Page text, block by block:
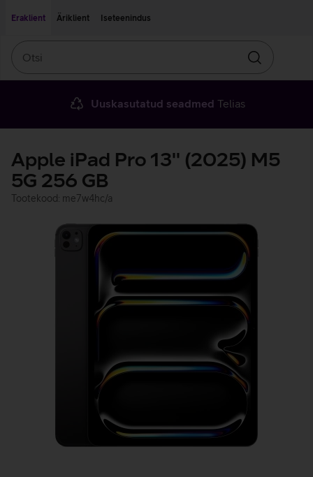
Eraklient
Äriklient Iseteenindus
Otsin
Uuskasutatud seadmed Telias
Apple iPad Pro 13'' (2025) M5
5G 256 GB
Tootekood: me7w4hc/a